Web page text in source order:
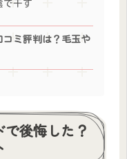
で干す
コミ評判は？毛玉や
後悔した？